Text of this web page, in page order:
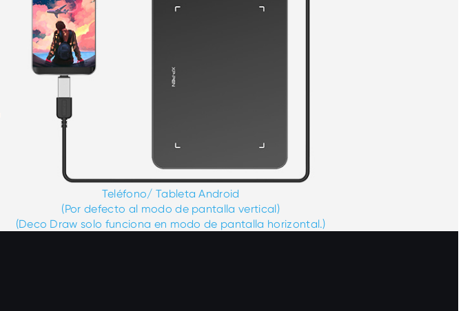
Teléfono/ Tableta Android
(Por defecto al modo de pantalla vertical)
(Deco Draw solo funciona en modo de pantalla horizontal.)